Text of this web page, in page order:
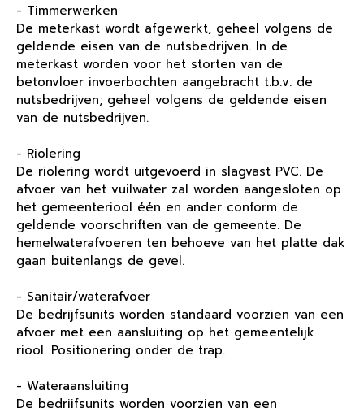
- Timmerwerken
De meterkast wordt afgewerkt, geheel volgens de
geldende eisen van de nutsbedrijven. In de
meterkast worden voor het storten van de
betonvloer invoerbochten aangebracht t.b.v. de
nutsbedrijven; geheel volgens de geldende eisen
van de nutsbedrijven.
- Riolering
De riolering wordt uitgevoerd in slagvast PVC. De
afvoer van het vuilwater zal worden aangesloten op
het gemeenteriool één en ander conform de
geldende voorschriften van de gemeente. De
hemelwaterafvoeren ten behoeve van het platte dak
gaan buitenlangs de gevel.
- Sanitair/waterafvoer
De bedrijfsunits worden standaard voorzien van een
afvoer met een aansluiting op het gemeentelijk
riool. Positionering onder de trap.
- Wateraansluiting
De bedrijfsunits worden voorzien van een